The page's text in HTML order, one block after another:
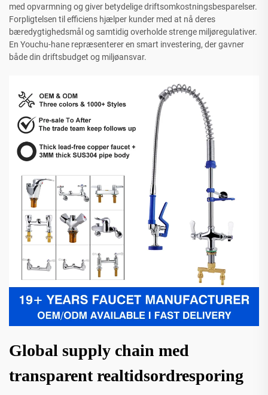
med opvarmning og giver betydelige driftsomkostningsbesparelser.
Forpligtelsen til efficiens hjælper kunder med at nå deres
bæredygtighedsmål og samtidig overholde strenge miljøregulativer.
En Youchu-hane repræsenterer en smart investering, der gavner
både din driftsbudget og miljøansvar.
Global supply chain med
transparent realtidsordresporing